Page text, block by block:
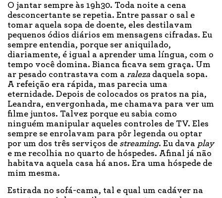
O jantar sempre às 19h30. Toda noite a cena
desconcertante se repetia. Entre passar o sal e
tomar aquela sopa de doente, eles destilavam
pequenos ódios diários em mensagens cifradas. Eu
sempre entendia, porque ser aniquilado,
diariamente, é igual a aprender uma língua, com o
tempo você domina. Bianca ficava sem graça. Um
ar pesado contrastava com a raleza daquela sopa.
A refeição era rápida, mas parecia uma
eternidade. Depois de colocados os pratos na pia,
Leandra, envergonhada, me chamava para ver um
filme juntos. Talvez porque eu sabia como
ninguém manipular aqueles controles de TV. Eles
sempre se enrolavam para pôr legenda ou optar
por um dos três serviços de streaming. Eu dava play
e me recolhia no quarto de hóspedes. Afinal já não
habitava aquela casa há anos. Era uma hóspede de
mim mesma.
Estirada no sofá-cama, tal e qual um cadáver na